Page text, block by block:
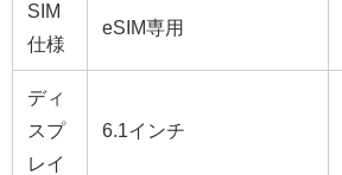
SIM
仕様
eSIM専用
ディ
スプ
レイ
6.1インチ